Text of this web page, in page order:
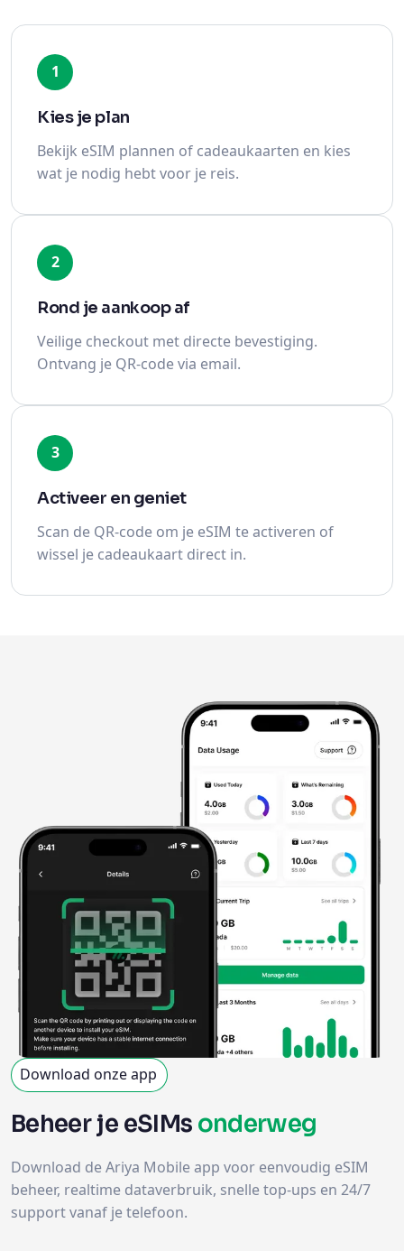
1
Kies je plan
Bekijk eSIM plannen of cadeaukaarten en kies
wat je nodig hebt voor je reis.
2
Rond je aankoop af
Veilige checkout met directe bevestiging.
Ontvang je QR-code via email.
3
Activeer en geniet
Scan de QR-code om je eSIM te activeren of
wissel je cadeaukaart direct in.
Download onze app
Beheer je eSIMs onderweg
Download de Ariya Mobile app voor eenvoudig eSIM
beheer, realtime dataverbruik, snelle top-ups en 24/7
support vanaf je telefoon.